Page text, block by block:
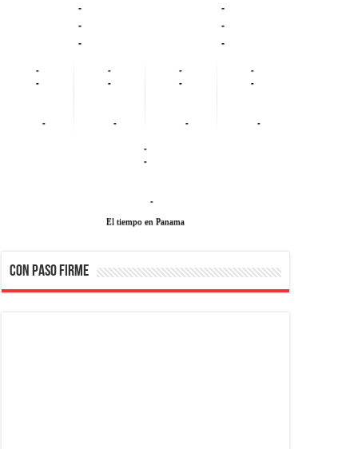
-
-
-
-
-
-
-
-
-
-
-
-
-
-
-
-
-
-
-
-
-
El tiempo en Panama
CON PASO FIRME